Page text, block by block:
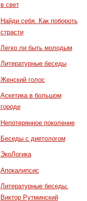
в свет
Найди себя. Как побороть
страсти
Легко ли быть молодым
Литературные беседы
Женский голос
Аскетика в большом
городе
Непотерянное поколение
Беседы с диетологом
ЭкоЛогика
Апокалипсис
Литературные беседы.
Виктор Рутминский